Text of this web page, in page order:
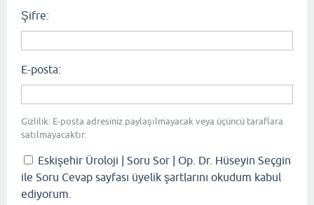
Şifre:
E-posta:
Gizlilik: E-posta adresiniz paylaşılmayacak veya üçüncü taraflara
satılmayacaktır.
Eskişehir Üroloji | Soru Sor | Op. Dr. Hüseyin Seçgin
ile Soru Cevap sayfası üyelik şartlarını okudum kabul
ediyorum.